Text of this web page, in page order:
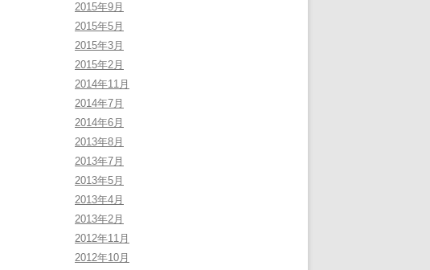
2015年9月
2015年5月
2015年3月
2015年2月
2014年11月
2014年7月
2014年6月
2013年8月
2013年7月
2013年5月
2013年4月
2013年2月
2012年11月
2012年10月